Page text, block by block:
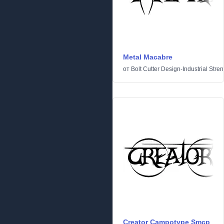
Metal Macabre
от Bolt Cutter Design-Industrial
Creator Campotype Smcp